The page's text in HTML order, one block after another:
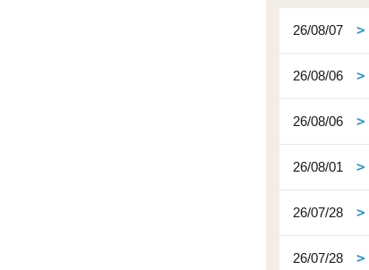
26/08/07
26/08/06
26/08/06
26/08/01
26/07/28
26/07/28